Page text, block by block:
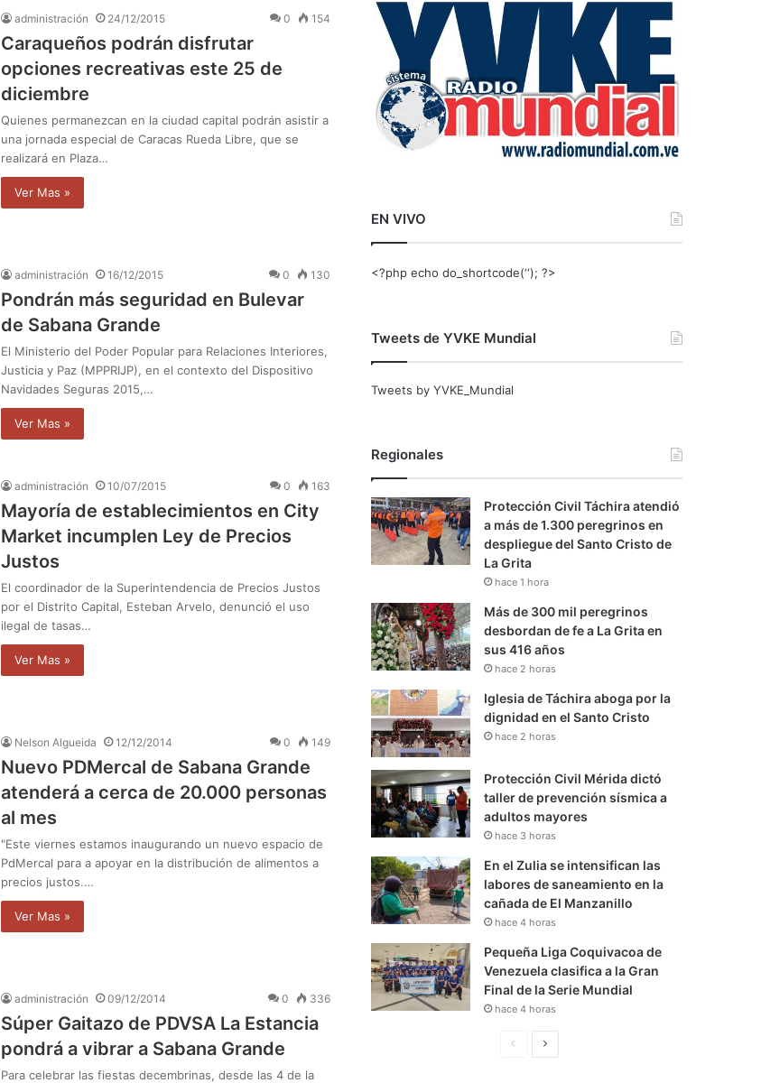
administración 24/12/2015 0 154
Caraqueños podrán disfrutar
opciones recreativas este 25 de
diciembre
Quienes permanezcan en la ciudad capital podrán asistir a
una jornada especial de Caracas Rueda Libre, que se
realizará en Plaza…
Ver Mas »
administración 16/12/2015 0 130
Pondrán más seguridad en Bulevar
de Sabana Grande
El Ministerio del Poder Popular para Relaciones Interiores,
Justicia y Paz (MPPRIJP), en el contexto del Dispositivo
Navidades Seguras 2015,…
Ver Mas »
administración 10/07/2015 0 163
Mayoría de establecimientos en City
Market incumplen Ley de Precios
Justos
El coordinador de la Superintendencia de Precios Justos
por el Distrito Capital, Esteban Arvelo, denunció el uso
ilegal de tasas…
Ver Mas »
Nelson Algueida 12/12/2014 0 149
Nuevo PDMercal de Sabana Grande
atenderá a cerca de 20.000 personas
al mes
"Este viernes estamos inaugurando un nuevo espacio de
PdMercal para a apoyar en la distribución de alimentos a
precios justos.…
Ver Mas »
administración 09/12/2014 0 336
Súper Gaitazo de PDVSA La Estancia
pondrá a vibrar a Sabana Grande
Para celebrar las fiestas decembrinas, desde las 4 de la
r
EN VIVO
<?php echo do_shortcode(‘‘); ?>
Tweets de YVKE Mundial
Tweets by YVKE_Mundial
Regionales
Protección Civil Táchira atendió
a más de 1.300 peregrinos en
despliegue del Santo Cristo de
La Grita
hace 1 hora
Más de 300 mil peregrinos
desbordan de fe a La Grita en
sus 416 años
hace 2 horas
Iglesia de Táchira aboga por la
dignidad en el Santo Cristo
hace 2 horas
Protección Civil Mérida dictó
taller de prevención sísmica a
adultos mayores
hace 3 horas
En el Zulia se intensifican las
labores de saneamiento en la
cañada de El Manzanillo
hace 4 horas
Pequeña Liga Coquivacoa de
Venezuela clasifica a la Gran
Final de la Serie Mundial
hace 4 horas
S